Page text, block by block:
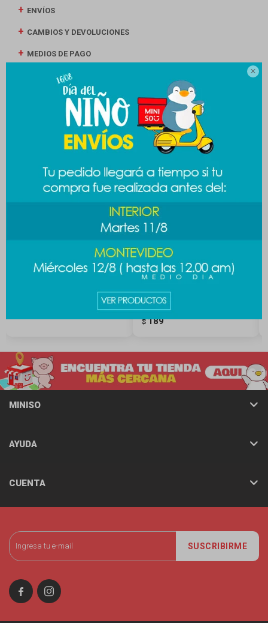

ENVÍOS
CAMBIOS Y DEVOLUCIONES
MEDIOS DE PAGO
Productos que te pueden interesar
Brocha cocoa polvo
compacto
$ 189
SUSCRIBIRME
 
MINISO
AYUDA
CUENTA